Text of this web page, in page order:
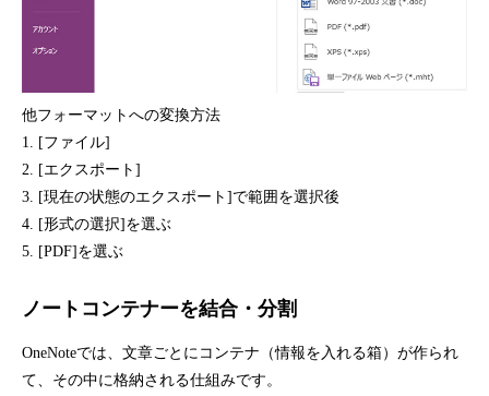
他フォーマットへの変換方法
1. [ファイル]
2. [エクスポート]
3. [現在の状態のエクスポート]で範囲を選択後
4. [形式の選択]を選ぶ
5. [PDF]を選ぶ
ノートコンテナーを結合・分割
OneNoteでは、文章ごとにコンテナ（情報を入れる箱）が作られ
て、その中に格納される仕組みです。